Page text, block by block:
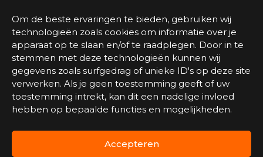
Om de beste ervaringen te bieden, gebruiken wij
technologieën zoals cookies om informatie over je
apparaat op te slaan en/of te raadplegen. Door in te
stemmen met deze technologieën kunnen wij
gegevens zoals surfgedrag of unieke ID's op deze site
verwerken. Als je geen toestemming geeft of uw
toestemming intrekt, kan dit een nadelige invloed
hebben op bepaalde functies en mogelijkheden.
Accepteren
Watersportmagazijn.nl is een onderdeel van